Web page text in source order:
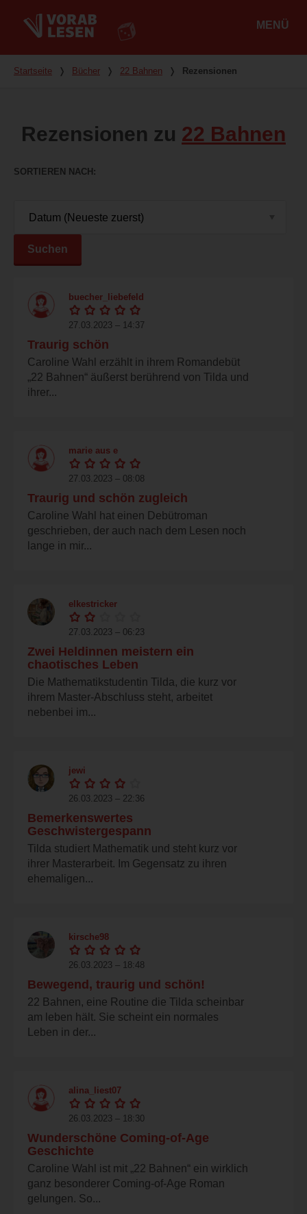
MENÜ
Du bist hier
Startseite ❭ Bücher ❭ 22 Bahnen ❭ Rezensionen
Rezensionen zu 22 Bahnen
SORTIEREN NACH
Suchen
buecher_liebefeld
27.03.2023 – 14:37
Traurig schön
Caroline Wahl erzählt in ihrem Romandebüt
„22 Bahnen“ äußerst berührend von Tilda und
ihrer...
marie aus e
27.03.2023 – 08:08
Traurig und schön zugleich
Caroline Wahl hat einen Debütroman
geschrieben, der auch nach dem Lesen noch
lange in mir...
elkestricker
27.03.2023 – 06:23
Zwei Heldinnen meistern ein
chaotisches Leben
Die Mathematikstudentin Tilda, die kurz vor
ihrem Master-Abschluss steht, arbeitet
nebenbei im...
jewi
26.03.2023 – 22:36
Bemerkenswertes
Geschwistergespann
Tilda studiert Mathematik und steht kurz vor
ihrer Masterarbeit. Im Gegensatz zu ihren
ehemaligen...
kirsche98
26.03.2023 – 18:48
Bewegend, traurig und schön!
22 Bahnen, eine Routine die Tilda scheinbar
am leben hält. Sie scheint ein normales
Leben in der...
alina_liest07
26.03.2023 – 18:30
Wunderschöne Coming-of-Age
Geschichte
Caroline Wahl ist mit „22 Bahnen“ ein wirklich
ganz besonderer Coming-of-Age Roman
gelungen. So...